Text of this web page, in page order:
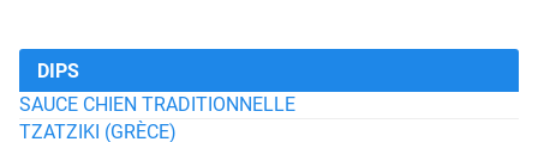
DIPS
SAUCE CHIEN TRADITIONNELLE
TZATZIKI (GRÈCE)